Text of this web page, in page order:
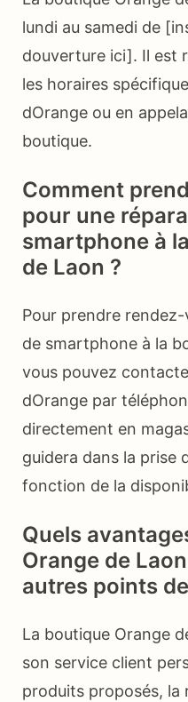
lundi au samedi de
douverture ici]. Il est
les horaires
dOrange ou en
boutique.
Comment
pour une
smartphone à
de Laon ?
Pour prendre
de smartphone à la
vous pouvez
dOrange par
directement en
guidera dans la prise
fonction de la
Quels
Orange de
autres points
La boutique Orange
son service client
produits proposés, la